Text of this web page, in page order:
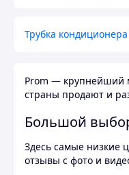
Трубка
Prom — крупнейший
страны продают и
Большой
Здесь самые низкие
отзывы с фото и